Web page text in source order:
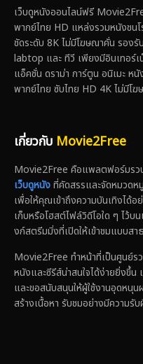
เว็บดูหนังออนไลน์ฟรี
พากย์ไทย HD แหล่งรวมหนังชน
ชัดระดับ 8K ไม่มีโฆษณาคั่น รอ
labtop และ ทีวี เพียงมีอินเทอร์
แอ็คชั่น ดราม่า การ์ตูน อนิเมะ ห
พากย์ไทย ซับไทย HD 4K ไม่มีโ
เกี่ยวกับ Movie2Free
Movie2Free คือแพลตฟอร์มรว
เว็บดูหนังที่คัดสรรและจัดหมวดห
เพื่อให้คุณเข้าถึงความบันเทิงได้อ
เก็บหรือโฮสต์ไฟล์วิดีโอใด ๆ ไว้บ
งก์สตรีมมิ่งที่เปิดให้เข้าชมแบบสา
Movie2Free ทำหน้าที่เป็นศูนย์
หนังและซีรีส์น่าสนใจได้ง่ายยิ่งขึ้น
และขอสนับสนุนให้ผู้ใช้งานอุดหนุ
สร้างเนื้อหา รับชมอย่างมีความรั